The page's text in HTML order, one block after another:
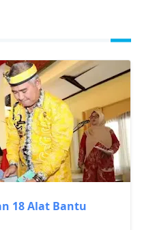
18 Alat Bantu